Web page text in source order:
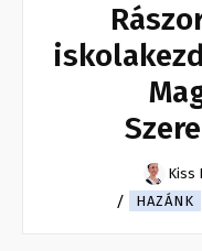
Kiss
HAZÁNK